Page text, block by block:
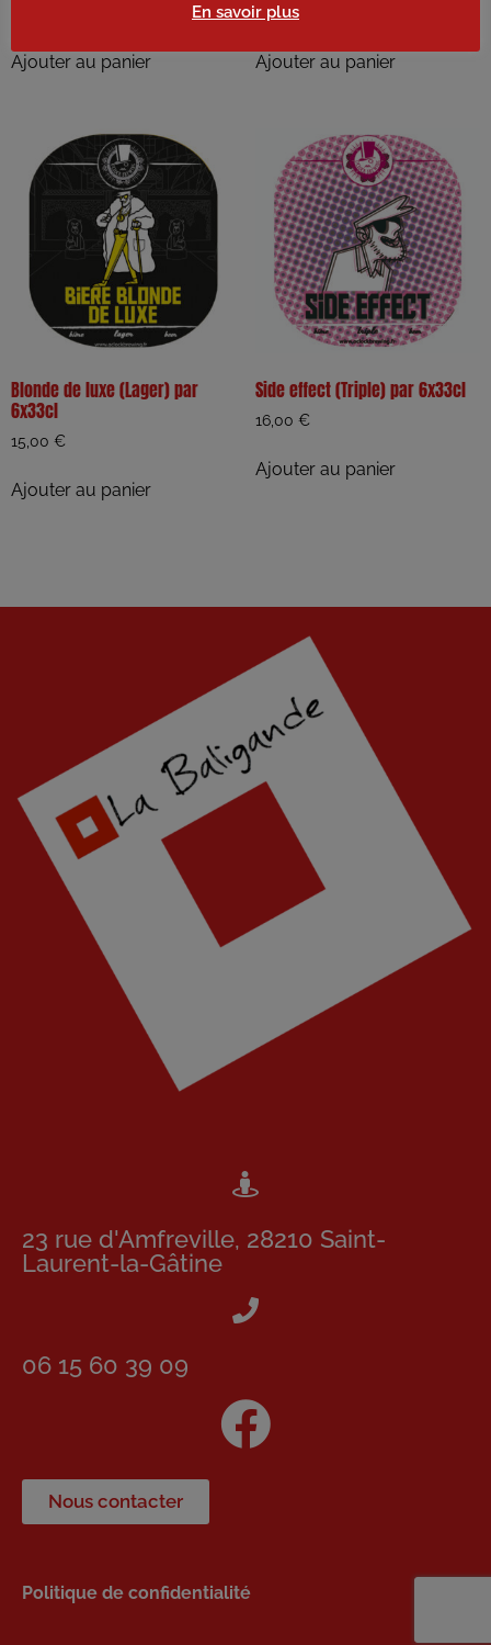
Ajouter au panier
15,00€
Ajouter au panier
Blonde de luxe (Lager) par
6x33cl
15,00 €
Ajouter au panier
Side effect (Triple) par 6x33cl
16,00 €
Ajouter au panier
23 rue d'Amfreville, 28210 Saint-
Laurent-la-Gâtine
06 15 60 39 09
Nous contacter
Politique de confidentialité
En savoir plus